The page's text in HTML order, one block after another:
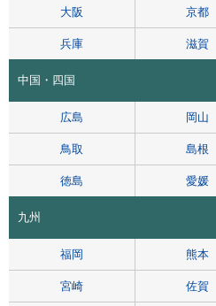
大阪 京都
兵庫 滋賀
中国・四国
広島 岡山
鳥取 島根
徳島 愛媛
九州
福岡 熊本
宮崎 佐賀